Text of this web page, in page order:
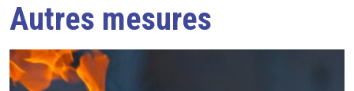
Autres mesures